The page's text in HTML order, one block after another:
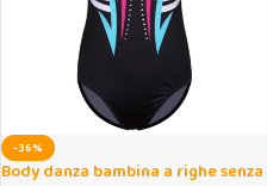
-36%
Body danza bambina a righe senza